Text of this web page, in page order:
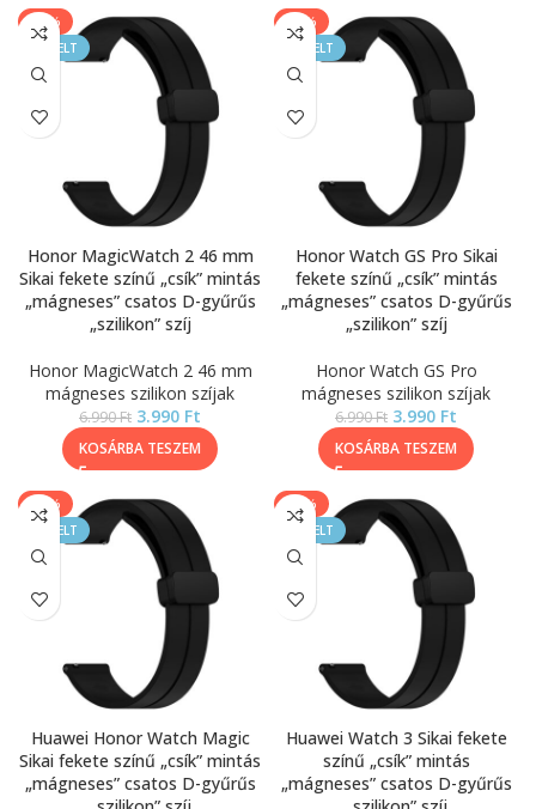
-43%
KIEMELT
Honor MagicWatch 2 46 mm
Sikai fekete színű „csík” mintás
„mágneses” csatos D-gyűrűs
„szilikon” szíj
Honor MagicWatch 2 46 mm
mágneses szilikon szíjak
6.990Ft 3.990 Ft
KOSÁRBA TESZEM
-43%
KIEMELT
Honor Watch GS Pro Sikai
fekete színű „csík” mintás
„mágneses” csatos D-gyűrűs
„szilikon” szíj
Honor Watch GS Pro
mágneses szilikon szíjak
6.990Ft 3.990 Ft
KOSÁRBA TESZEM
-43%
KIEMELT
Huawei Honor Watch Magic
Sikai fekete színű „csík” mintás
„mágneses” csatos D-gyűrűs
-43%
KIEMELT
Huawei Watch 3 Sikai fekete
színű „csík” mintás
„mágneses” csatos D-gyűrűs